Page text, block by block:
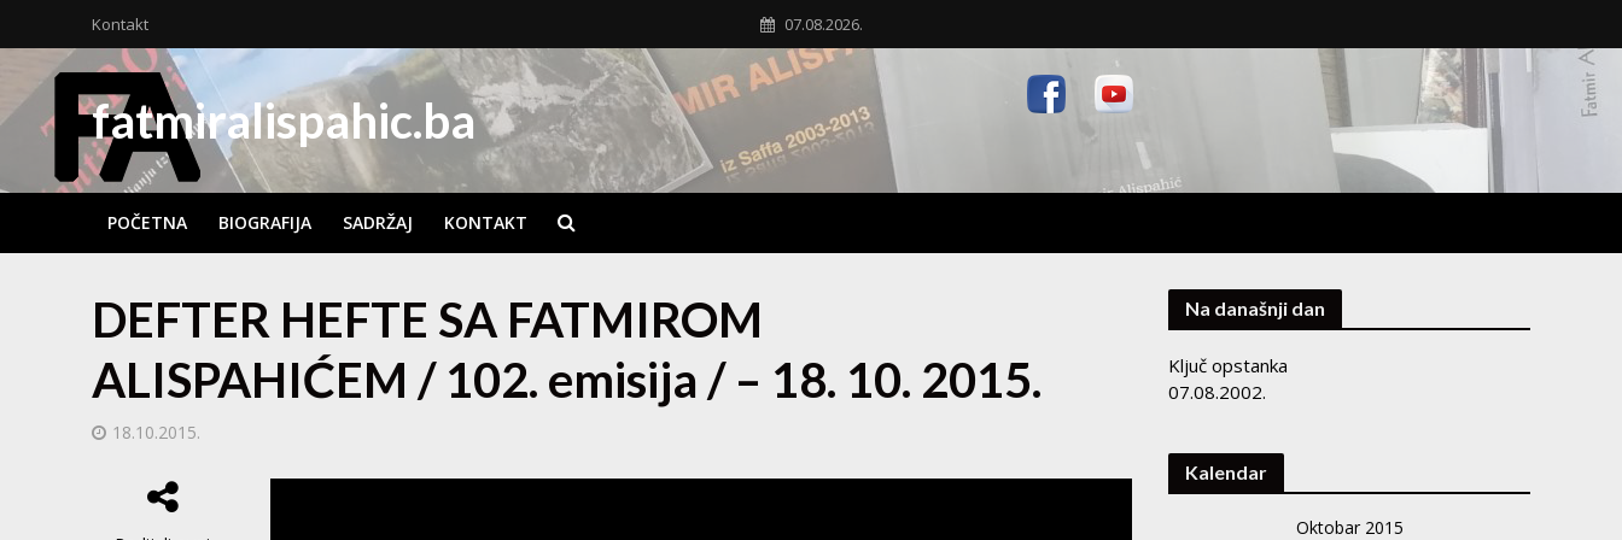
Kontakt 07.08.2026.
fatmiralispahic.ba
POČETNA BIOGRAFIJA SADRŽAJ KONTAKT
DEFTER HEFTE SA FATMIROM
ALISPAHIĆEM / 102. emisija / – 18. 10. 2015.
18.10.2015.
Na današnji dan
Ključ opstanka
07.08.2002.
Kalendar
Oktobar 2015